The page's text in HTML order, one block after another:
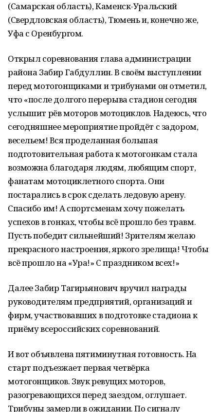
(Самарская область), Каменск-Уральский
(Свердловская область), Тюмень и, конечно же,
Уфа с Оренбургом.
Открыл соревнования глава администрации
района Забир Габдуллин. В своём выступлении
перед мотогонщиками и трибунами он отметил,
что «после долгого перерыва стадион сегодня
услышит рёв моторов мотоциклов. Надеюсь, что
сегодняшнее мероприятие пройдёт с задором,
весельем! Вся проделанная большая
подготовительная работа к мотогонкам стала
возможна благодаря людям, любящим спорт,
фанатам мотоциклетного спорта. Они
постарались в срок сделать ледовую арену.
Спасибо им! А спортсменам хочу пожелать
успехов в гонках, чтобы всё прошло без травм.
Пусть победит сильнейший! Зрителям желаю
прекрасного настроения, яркого зрелища! Чтобы
всё прошло на «Ура!» С праздником всех!»
Далее Забир Тагирьянович вручил награды
руководителям предприятий, организаций и
фирм, участвовавших в подготовке стадиона к
приёму всероссийских соревнований.
И вот объявлена пятиминутная готовность. На
старт подъезжает первая четвёрка
мотогонщиков. Звук ревущих моторов,
разогревающихся перед заездом, оглушает.
Трибуны замерли в ожидании. По сигналу